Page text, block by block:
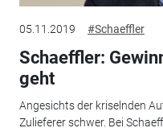
05.11.2019 #Schaeffler
Schaeffler:
geht
Angesichts der kriselnden
Zulieferer schwer. Bei